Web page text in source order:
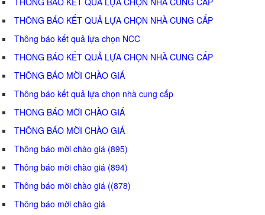
THÔNG BÁO KẾT QUẢ LỰA CHỌN NHÀ CUNG CẤP
Thông báo kết quả lựa chọn NCC
THÔNG BÁO KẾT QUẢ LỰA CHỌN NHÀ CUNG CẤP
THÔNG BÁO MỜI CHÀO GIÁ
Thông báo kết quả lựa chọn nhà cung cấp
THÔNG BÁO MỜI CHÀO GIÁ
THÔNG BÁO MỜI CHÀO GIÁ
Thông báo mời chào giá (895)
Thông báo mời chào giá (894)
Thông báo mời chào giá ((878)
Thông báo mời chào giá